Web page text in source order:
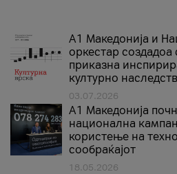
А1 Македонија и
оркестар
приказна
културно
03.07.2026
A1 Македонија
национална
користење на
сообраќајот
18.05.2026